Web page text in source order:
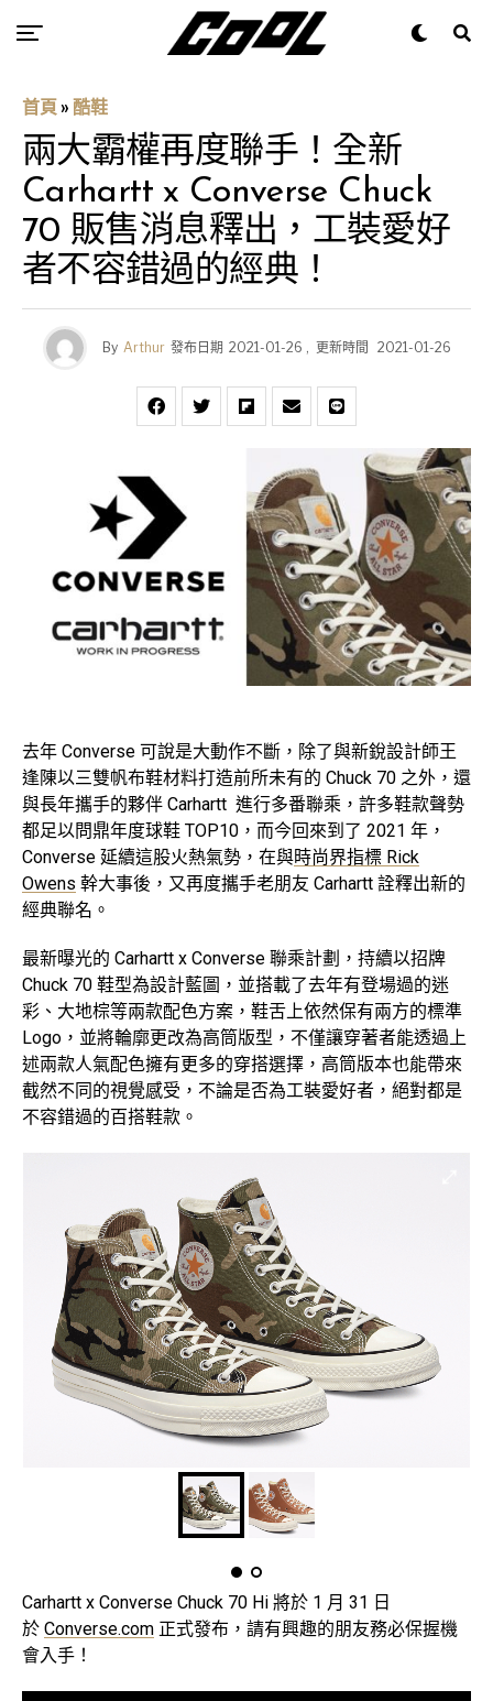
首頁 » 酷鞋
兩大霸權再度聯手！全新
Carhartt x Converse Chuck
70 販售消息釋出，工裝愛好
者不容錯過的經典！
By Arthur 發布日期 2021-01-26 , 更新時間 2021-01-26
去年 Converse 可說是大動作不斷，除了與新銳設計師王
逢陳以三雙帆布鞋材料打造前所未有的 Chuck 70 之外，還
與長年攜手的夥伴 Carhartt 進行多番聯乘，許多鞋款聲勢
都足以問鼎年度球鞋 TOP10，而今回來到了 2021 年，
Converse 延續這股火熱氣勢，在與時尚界指標 Rick
Owens 幹大事後，又再度攜手老朋友 Carhartt 詮釋出新的
經典聯名。
最新曝光的 Carhartt x Converse 聯乘計劃，持續以招牌
Chuck 70 鞋型為設計藍圖，並搭載了去年有登場過的迷
彩、大地棕等兩款配色方案，鞋舌上依然保有兩方的標準
Logo，並將輪廓更改為高筒版型，不僅讓穿著者能透過上
述兩款人氣配色擁有更多的穿搭選擇，高筒版本也能帶來
截然不同的視覺感受，不論是否為工裝愛好者，絕對都是
不容錯過的百搭鞋款。
Carhartt x Converse Chuck 70 Hi 將於 1 月 31 日
於 Converse.com 正式發布，請有興趣的朋友務必保握機
會入手！